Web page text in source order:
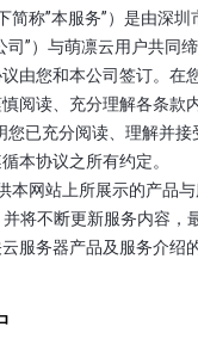
简称”本服务”）是由深
司”）与萌凛云用户共同
由您和本公司签订。在
阅读、充分理解各条款
您已充分阅读、理解并
本协议之所有约定。
本网站上所展示的产品
并将不断更新服务内容，
服务器产品及服务介绍